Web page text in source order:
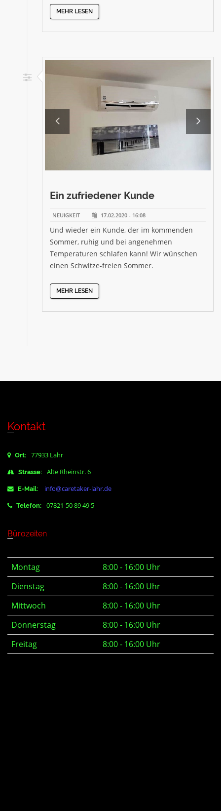
MEHR LESEN
Ein zufriedener Kunde
NEUIGKEIT 17.02.2020 - 16:08
Und wieder ein Kunde, der im kommenden
Sommer, ruhig und bei angenehmen
Temperaturen schlafen kann! Wir wünschen
einen Schwitze-freien Sommer.
MEHR LESEN
Kontakt
Ort: 77933 Lahr
Strasse: Alte Rheinstr. 6
E-Mail: info@caretaker-lahr.de
Telefon: 07821-50 89 49 5
Bürozeiten
Montag
8:00 - 16:00 Uhr
Dienstag
8:00 - 16:00 Uhr
Mittwoch
8:00 - 16:00 Uhr
Donnerstag
8:00 - 16:00 Uhr
Freitag
8:00 - 16:00 Uhr